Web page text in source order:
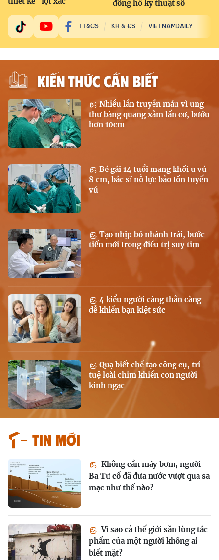
đồng hồ kỹ thuật số
TT&CS KH & ĐS VIETNAMDAILY
KIẾN THỨC CẦN BIẾT
Nhiều lần truyền máu vì ung
thư bàng quang xâm lấn cơ, bướu
hơn 10cm
Bé gái 14 tuổi mang khối u vú
8 cm, bác sĩ nỗ lực bảo tồn tuyến
vú
Tạo nhịp bó nhánh trái, bước
tiến mới trong điều trị suy tim
4 kiểu người càng thân càng
dễ khiến bạn kiệt sức
Quạ biết chế tạo công cụ, trí
tuệ loài chim khiến con người
kinh ngạc
Tin mới
Không cần máy bơm, người
Ba Tư cổ đã đưa nước vượt qua sa
mạc như thế nào?
Vì sao cả thế giới săn lùng tác
phẩm của một người không ai
biết mặt?